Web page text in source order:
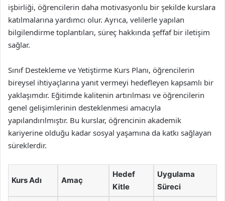
işbirliği, öğrencilerin daha motivasyonlu bir şekilde kurslara
katılmalarına yardımcı olur. Ayrıca, velilerle yapılan
bilgilendirme toplantıları, süreç hakkında şeffaf bir iletişim
sağlar.
Sınıf Destekleme ve Yetiştirme Kurs Planı, öğrencilerin
bireysel ihtiyaçlarına yanıt vermeyi hedefleyen kapsamlı bir
yaklaşımdır. Eğitimde kalitenin artırılması ve öğrencilerin
genel gelişimlerinin desteklenmesi amacıyla
yapılandırılmıştır. Bu kurslar, öğrencinin akademik
kariyerine olduğu kadar sosyal yaşamına da katkı sağlayan
süreklerdir.
Kurs Adı Amaç
Hedef
Kitle
Uygulama
Süreci